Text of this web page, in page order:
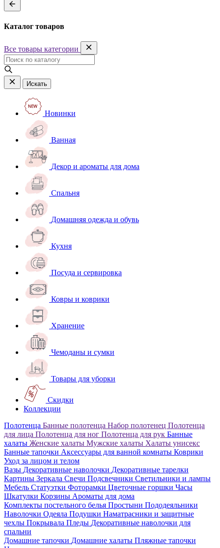
Каталог товаров
Все товары категории
Искать
Новинки
Ванная
Декор и ароматы для дома
Спальня
Домашняя одежда и обувь
Кухня
Посуда и сервировка
Ковры и коврики
Хранение
Чемоданы и сумки
Товары для уборки
Скидки
Коллекции
Полотенца Банные полотенца Набор полотенец Полотенца
для лица Полотенца для ног Полотенца для рук Банные
халаты Женские халаты Мужские халаты Халаты унисекс
Банные тапочки Аксессуары для ванной комнаты Коврики
Уход за лицом и телом
Вазы Декоративные наволочки Декоративные тарелки
Картины Зеркала Свечи Подсвечники Светильники и лампы
Мебель Статуэтки Фоторамки Цветочные горшки Часы
Шкатулки Корзины Ароматы для дома
Комплекты постельного белья Простыни Пододеяльники
Наволочки Одеяла Подушки Наматрасники и защитные
чехлы Покрывала Пледы Декоративные наволочки для
спальни
Домашние тапочки Домашние халаты Пляжные тапочки